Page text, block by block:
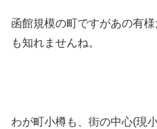
函館規模の町ですがあの有
も知れませんね。
わが町小樽も、街の中心(現